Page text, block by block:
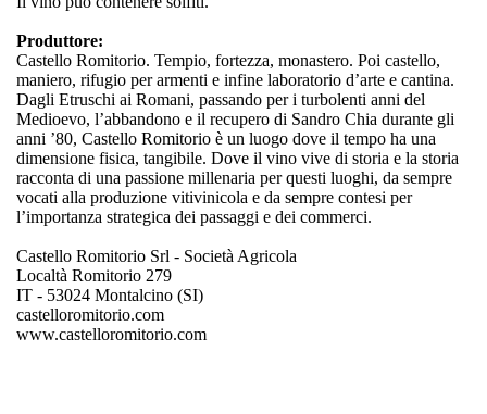
Produttore:
Castello Romitorio. Tempio, fortezza, monastero. Poi castello,
maniero, rifugio per armenti e infine laboratorio d’arte e cantina.
Dagli Etruschi ai Romani, passando per i turbolenti anni del
Medioevo, l’abbandono e il recupero di Sandro Chia durante gli
anni ’80, Castello Romitorio è un luogo dove il tempo ha una
dimensione fisica, tangibile. Dove il vino vive di storia e la storia
racconta di una passione millenaria per questi luoghi, da sempre
vocati alla produzione vitivinicola e da sempre contesi per
l’importanza strategica dei passaggi e dei commerci.
Castello Romitorio Srl - Società Agricola
Localtà Romitorio 279
IT - 53024 Montalcino (SI)
castelloromitorio.com
www.castelloromitorio.com